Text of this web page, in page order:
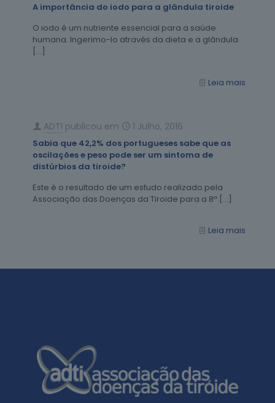
A importância do iodo para a glândula tiroide
O iodo é um nutriente essencial para a saúde
humana. Ingerimo-lo através da dieta e a glândula
[…]
Leia mais
ADTI publicou em 1 Julho, 2016
Sabia que 42,2% dos portugueses sabe que as
oscilações e peso pode ser um sintoma de
distúrbios da tiroide?
Este é o resultado de um estudo realizado pela
Associação das Doenças da Tiroide para a 8ª […]
Leia mais